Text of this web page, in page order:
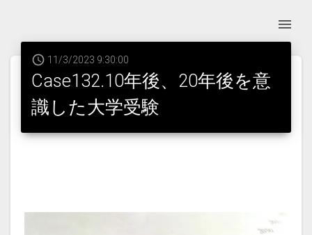
11/3/2023 9:30:00
Case132.10年後、20年後を意
識した大学受験